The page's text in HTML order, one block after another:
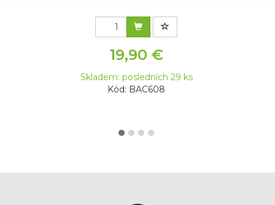
19,90 €
Skladem: posledních 29 ks
Kód: BAC608